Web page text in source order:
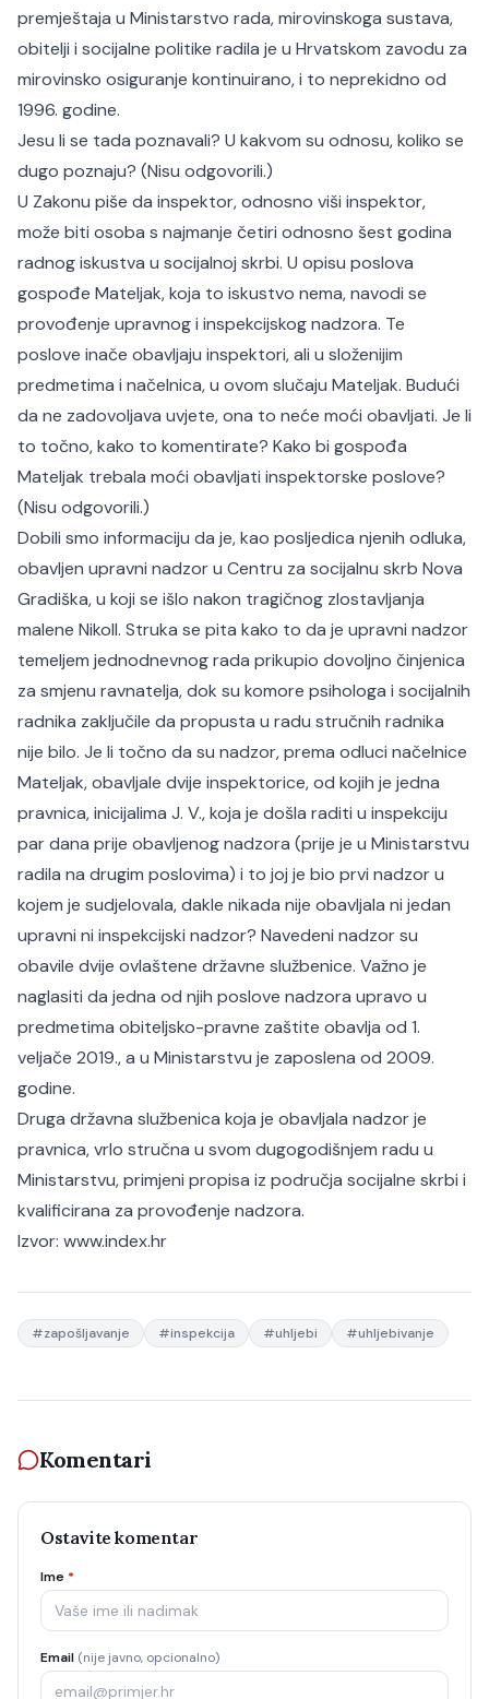
premještaja u Ministarstvo rada, mirovinskoga sustava,
obitelji i socijalne politike radila je u Hrvatskom zavodu za
mirovinsko osiguranje kontinuirano, i to neprekidno od
1996. godine.
Jesu li se tada poznavali? U kakvom su odnosu, koliko se
dugo poznaju? (Nisu odgovorili.)
U Zakonu piše da inspektor, odnosno viši inspektor,
može biti osoba s najmanje četiri odnosno šest godina
radnog iskustva u socijalnoj skrbi. U opisu poslova
gospođe Mateljak, koja to iskustvo nema, navodi se
provođenje upravnog i inspekcijskog nadzora. Te
poslove inače obavljaju inspektori, ali u složenijim
predmetima i načelnica, u ovom slučaju Mateljak. Budući
da ne zadovoljava uvjete, ona to neće moći obavljati. Je li
to točno, kako to komentirate? Kako bi gospođa
Mateljak trebala moći obavljati inspektorske poslove?
(Nisu odgovorili.)
Dobili smo informaciju da je, kao posljedica njenih odluka,
obavljen upravni nadzor u Centru za socijalnu skrb Nova
Gradiška, u koji se išlo nakon tragičnog zlostavljanja
malene Nikoll. Struka se pita kako to da je upravni nadzor
temeljem jednodnevnog rada prikupio dovoljno činjenica
za smjenu ravnatelja, dok su komore psihologa i socijalnih
radnika zaključile da propusta u radu stručnih radnika
nije bilo. Je li točno da su nadzor, prema odluci načelnice
Mateljak, obavljale dvije inspektorice, od kojih je jedna
pravnica, inicijalima J. V., koja je došla raditi u inspekciju
par dana prije obavljenog nadzora (prije je u Ministarstvu
radila na drugim poslovima) i to joj je bio prvi nadzor u
kojem je sudjelovala, dakle nikada nije obavljala ni jedan
upravni ni inspekcijski nadzor? Navedeni nadzor su
obavile dvije ovlaštene državne službenice. Važno je
naglasiti da jedna od njih poslove nadzora upravo u
predmetima obiteljsko-pravne zaštite obavlja od 1.
veljače 2019., a u Ministarstvu je zaposlena od 2009.
godine.
Druga državna službenica koja je obavljala nadzor je
pravnica, vrlo stručna u svom dugogodišnjem radu u
Ministarstvu, primjeni propisa iz područja socijalne skrbi i
kvalificirana za provođenje nadzora.
Izvor: www.index.hr
#zapošljavanje #inspekcija #uhljebi #uhljebivanje
Komentari
Ostavite komentar
Ime *
Email (nije javno, opcionalno)